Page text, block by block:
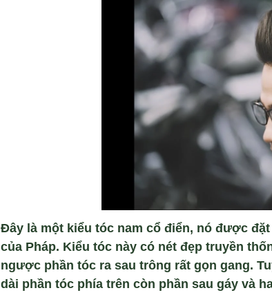
Đây là một kiểu tóc nam cổ điển, nó được
của Pháp. Kiểu tóc này có nét đẹp truyền
ngược phần tóc ra sau trông rất gọn gang.
dài phần tóc phía trên còn phần sau gáy và